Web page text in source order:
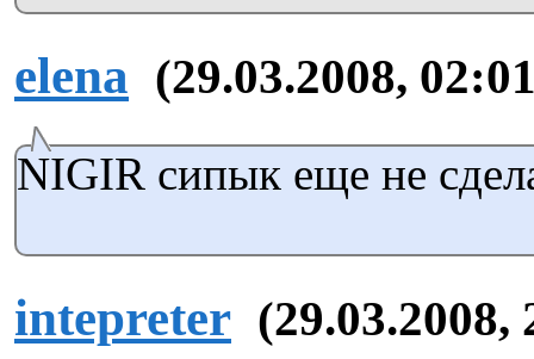
elena (29.03.2008,
NIGIR сипык еще не
intepreter (29.03.2008,